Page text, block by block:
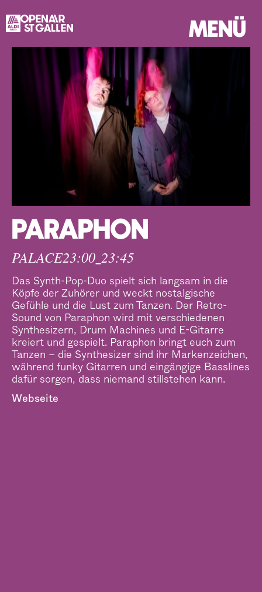
MENÜ
PARAPHON
PALACE23:00–23:45
Das Synth-Pop-Duo spielt sich langsam in die
Köpfe der Zuhörer und weckt nostalgische
Gefühle und die Lust zum Tanzen. Der Retro-
Sound von Paraphon wird mit verschiedenen
Synthesizern, Drum Machines und E-Gitarre
kreiert und gespielt. Paraphon bringt euch zum
Tanzen – die Synthesizer sind ihr Markenzeichen,
während funky Gitarren und eingängige Basslines
dafür sorgen, dass niemand stillstehen kann.
Webseite